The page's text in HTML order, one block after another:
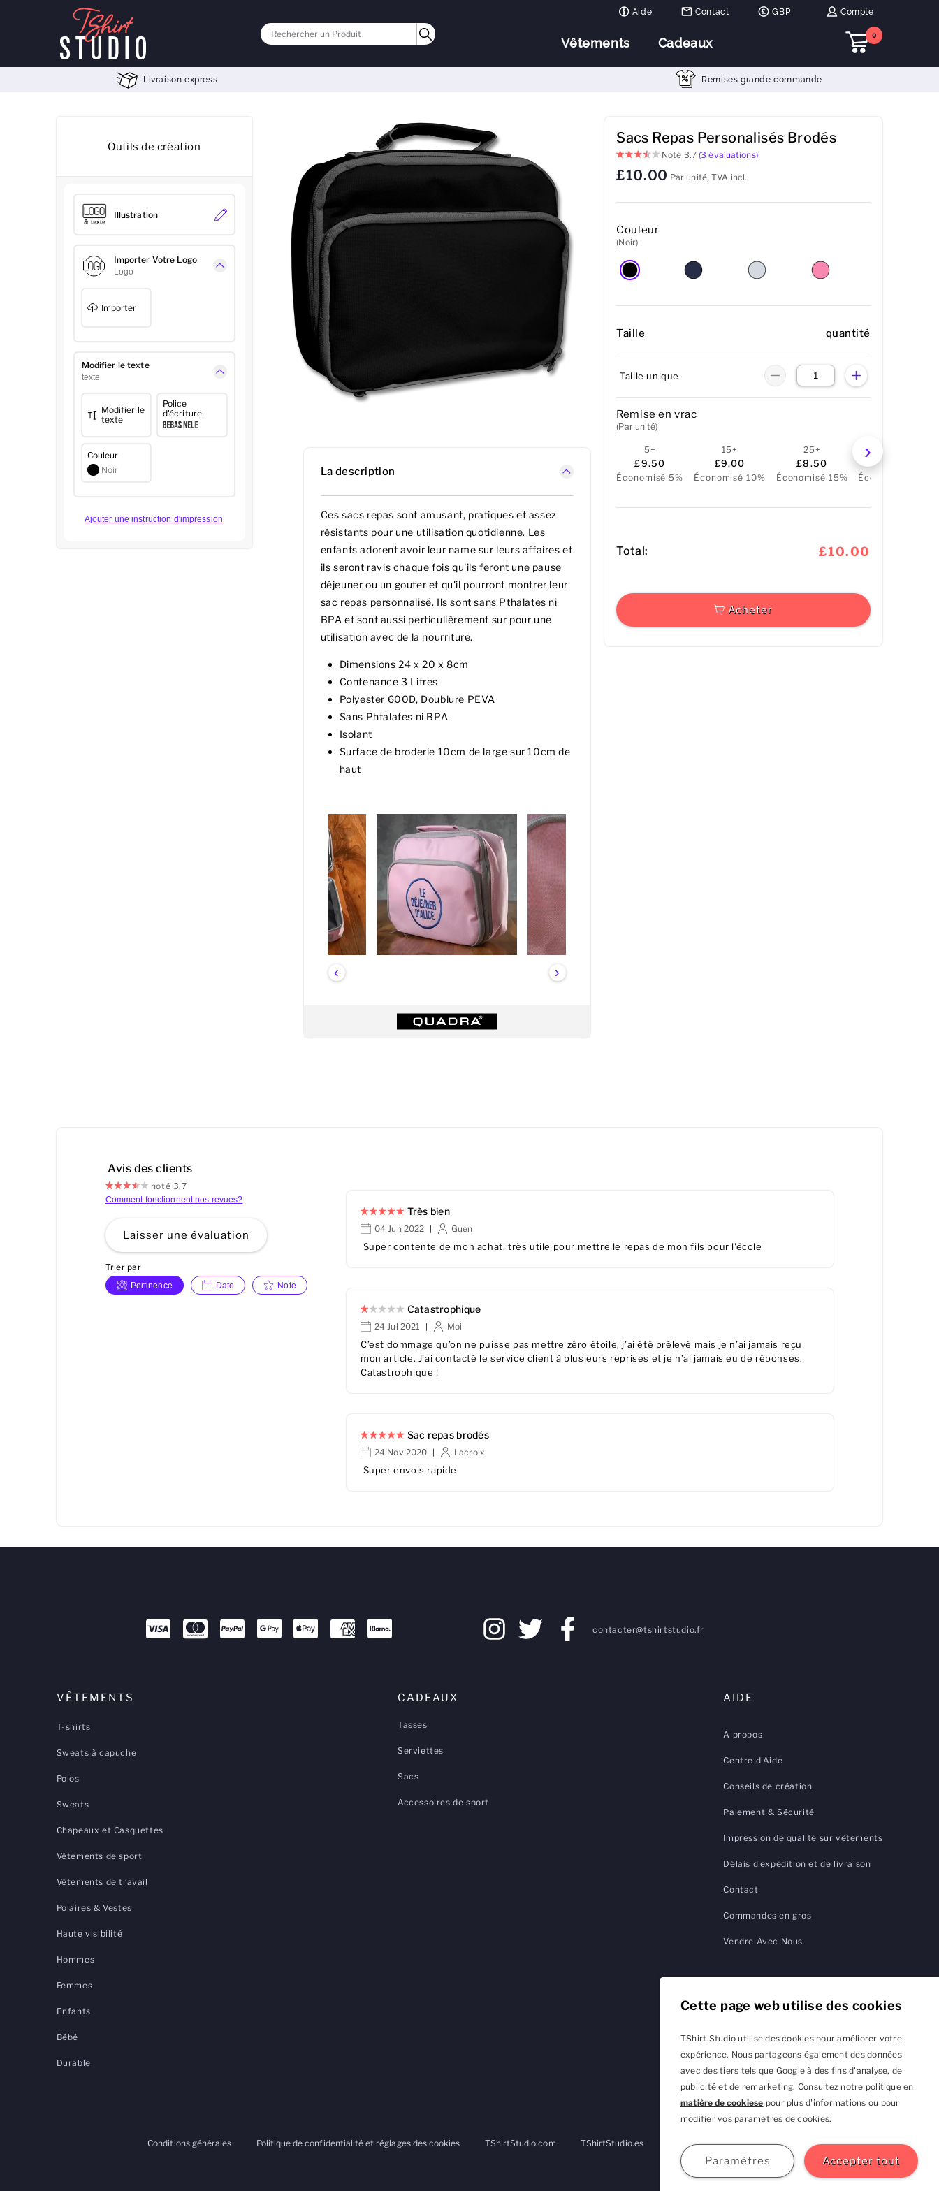
Cette page web utilise des cookies
TShirt Studio utilise des cookies pour améliorer votre
expérience. Nous partageons également des données
avec des tiers tels que Google à des fins d'analyse, de
publicité et de remarketing. Consultez notre politique en
matière de cookiese pour plus d'informations ou pour
modifier vos paramètres de cookies.
Aide Contact GBP Compte
Vêtements Cadeaux
0
Livraison express Remises grande commande
Outils de création
Illustration
Importer Votre Logo
Logo
Importer
Modifier le texte
texte
Modifier le
texte
Police
d'écriture
Couleur
Noir
Ajouter une instruction d'impression
La description
Ces sacs repas sont amusant, pratiques et assez
résistants pour une utilisation quotidienne. Les
enfants adorent avoir leur name sur leurs affaires et
ils seront ravis chaque fois qu'ils feront une pause
déjeuner ou un gouter et qu'il pourront montrer leur
sac repas personnalisé. Ils sont sans Pthalates ni
BPA et sont aussi perticulièrement sur pour une
utilisation avec de la nourriture.
Dimensions 24 x 20 x 8cm
Contenance 3 Litres
Polyester 600D, Doublure PEVA
Sans Phtalates ni BPA
Isolant
Surface de broderie 10cm de large sur 10cm de
haut
‹ ›
Sacs Repas Personalisés Brodés
Noté 3.7(3 évaluations)
£10.00 Par unité, TVA incl.
Couleur
(Noir)
Taille quantité
Taille unique
Remise en vrac
(Par unité)
5+
£9.50
Économisé 5%
15+
£9.00
Économisé 10%
25+
£8.50
Économisé 15%
£8.00
Économisé 20%
Total: £10.00
Acheter
Avis des clients
noté 3.7
Comment fonctionnent nos revues?
Laisser une évaluation
Trier par
Pertinence Date Note
Très bien
04 Jun 2022 Guen
Super contente de mon achat, très utile pour mettre le repas de mon fils pour l'école
Catastrophique
24 Jul 2021 Moi
C’est dommage qu’on ne puisse pas mettre zéro étoile, j’ai été prélevé mais je n’ai jamais reçu
mon article. J’ai contacté le service client à plusieurs reprises et je n’ai jamais eu de réponses.
Catastrophique !
Sac repas brodés
24 Nov 2020 Lacroix
Super envois rapide
contacter@tshirtstudio.fr
VÊTEMENTS
T-shirts
Sweats à capuche
Polos
Sweats
Chapeaux et Casquettes
Vêtements de sport
Vêtements de travail
Polaires & Vestes
Haute visibilité
Hommes
Femmes
Enfants
Bébé
Durable
CADEAUX
Tasses
Serviettes
Sacs
Accessoires de sport
AIDE
A propos
Centre d'Aide
Conseils de création
Paiement & Sécurité
Impression de qualité sur vêtements
Délais d'expédition et de livraison
Contact
Commandes en gros
Vendre Avec Nous
Conditions générales Politique de confidentialité et réglages des cookies TShirtStudio.com TShirtStudio.es TShirtStudio.de TShirtStudio.fr